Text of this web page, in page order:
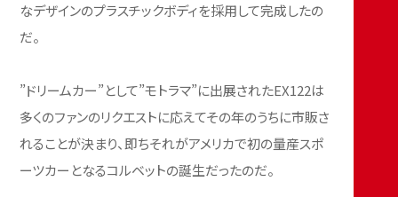
なデザインのプラスチックボディを採用して完成したの
だ。
”ドリームカー”として”モトラマ”に出展されたEX122は
多くのファンのリクエストに応えてその年のうちに市販さ
れることが決まり、即ちそれがアメリカで初の量産スポ
ーツカーとなるコルベットの誕生だったのだ。